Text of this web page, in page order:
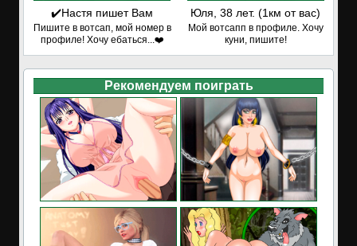
✔️Настя пишет Вам
Пишите в вотсап, мой номер в
профиле! Хочу ебаться...❤️
Юля, 38 лет. (1км от вас)
Мой вотсапп в профиле. Хочу
куни, пишите!
Рекомендуем поиграть